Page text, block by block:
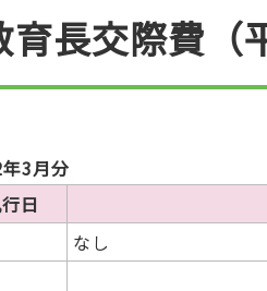
育長交際費（
3月分
日
なし